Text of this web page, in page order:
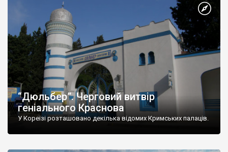
“Дюльбер”. Черговий витвір
геніального Краснова
У Кореїзі розташовано декілька відомих Кримських палаців.